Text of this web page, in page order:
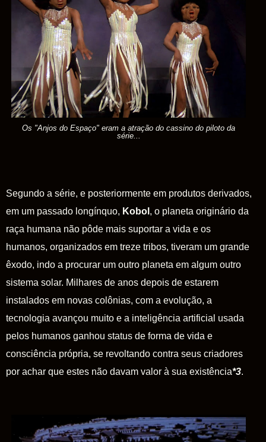
Os "Anjos do Espaço" eram a atração do cassino do piloto da
série...
Segundo a série, e posteriormente em produtos derivados,
em um passado longínquo, Kobol , o planeta originário da
raça humana não pôde mais suportar a vida e os
humanos, organizados em treze tribos, tiveram um grande
êxodo, indo a procurar um outro planeta em algum outro
sistema solar. Milhares de anos depois de estarem
instalados em novas colônias, com a evolução, a
tecnologia avançou muito e a inteligência artificial usada
pelos humanos ganhou status de forma de vida e
consciência própria, se revoltando contra seus criadores
por achar que estes não davam valor à sua existência*3.